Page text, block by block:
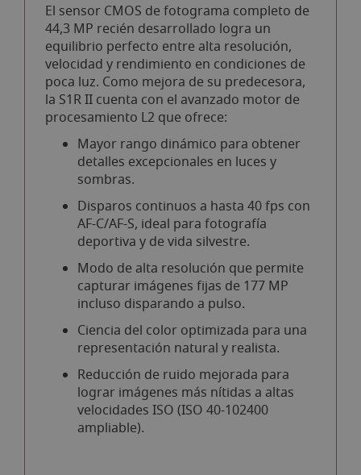
El sensor CMOS de fotograma completo de
44,3 MP recién desarrollado logra un
equilibrio perfecto entre alta resolución,
velocidad y rendimiento en condiciones de
poca luz. Como mejora de su predecesora,
la S1R II cuenta con el avanzado motor de
procesamiento L2 que ofrece:
Mayor rango dinámico para obtener
detalles excepcionales en luces y
sombras.
Disparos continuos a hasta 40 fps con
AF-C/AF-S, ideal para fotografía
deportiva y de vida silvestre.
Modo de alta resolución que permite
capturar imágenes fijas de 177 MP
incluso disparando a pulso.
Ciencia del color optimizada para una
representación natural y realista.
Reducción de ruido mejorada para
lograr imágenes más nítidas a altas
velocidades ISO (ISO 40-102400
ampliable).